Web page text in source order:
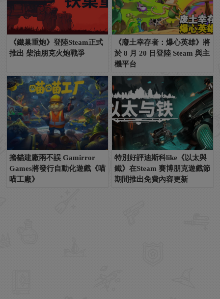
《鐵巢重炮》登陸Steam正式
推出 柴油朋克火炮戰爭
《廢土幸存者：爆心英雄》將
於 8 月 20 日登陸 Steam 與主
機平台
擼貓建廠兩不誤 Gamirror
Games將發行自動化遊戲《喵
喵工廠》
特別好評迪斯科like《以太與
鐵》在Steam 賽博朋克遊戲節
期間推出免費內容更新